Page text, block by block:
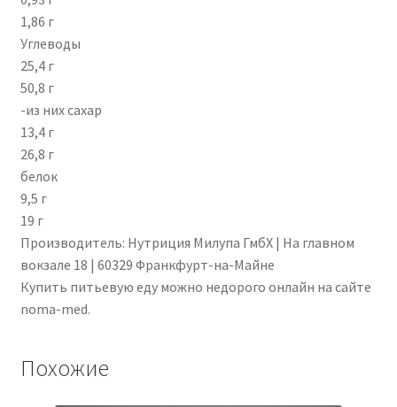
1,86 г
Углеводы
25,4 г
50,8 г
-из них сахар
13,4 г
26,8 г
белок
9,5 г
19 г
Производитель: Нутриция Милупа ГмбХ | На главном
вокзале 18 | 60329 Франкфурт-на-Майне
Купить питьевую еду можно недорого онлайн на сайте
noma-med.
Похожие